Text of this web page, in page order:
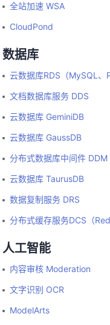
全站加速 WSA
CloudPond
数据库
云数据库RDS（MySQL
文档数据库服务 DDS
云数据库 GeminiDB
云数据库 GaussDB
分布式数据库中间件 DDM
云数据库 TaurusDB
数据复制服务 DRS
分布式缓存服务DCS（
人工智能
内容审核 Moderation
文字识别 OCR
ModelArts